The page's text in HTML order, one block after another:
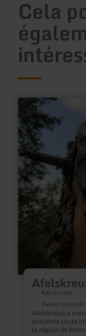
Cela
Katzwinkel
Ouvert
AfelskreuzLa
ancienne route
la région de
en
savoir
plus
sur
:
Afelskreuz